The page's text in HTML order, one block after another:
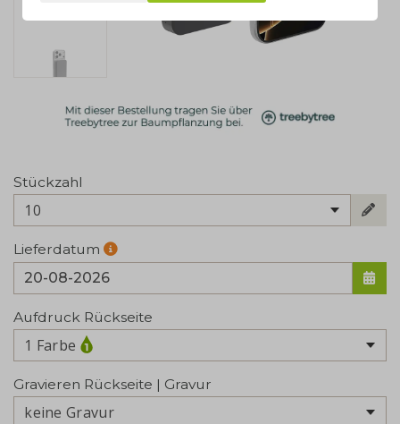
Stückzahl
10
Lieferdatum
Aufdruck Rückseite
1 Farbe
Gravieren Rückseite | Gravur
keine Gravur